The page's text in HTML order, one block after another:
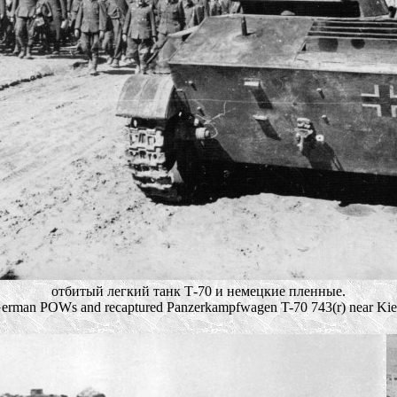
отбитый легкий танк Т-70 и немецкие пленные.
POWs and recaptured Panzerkampfwagen T-70 743(r) near